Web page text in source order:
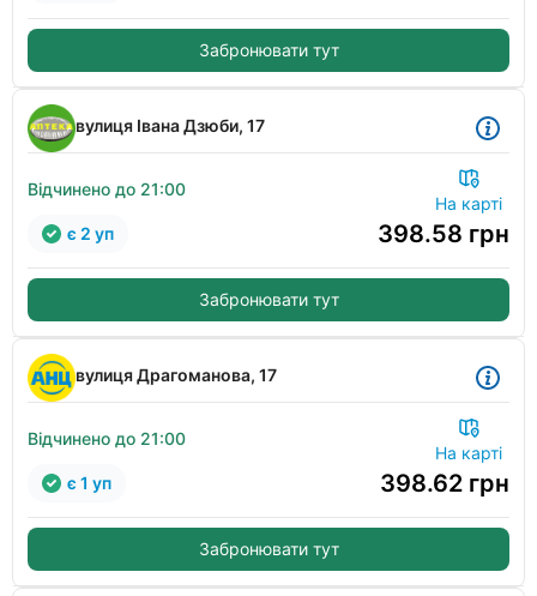
Забронювати тут
вулиця Івана Дзюби, 17
Відчинено до 21:00
На карті
398.58 грн
є 2 уп
Забронювати тут
вулиця Драгоманова, 17
Відчинено до 21:00
На карті
398.62 грн
є 1 уп
Забронювати тут